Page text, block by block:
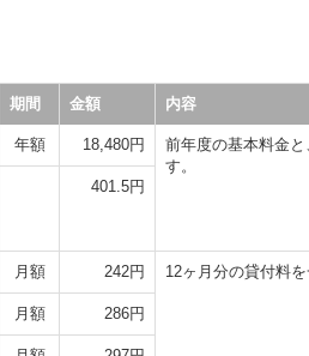
期間 金額 内容
年額 18,480円
前年度の基本料金
す。
401.5円
月額 242円 12ヶ月分の貸付料
月額 286円